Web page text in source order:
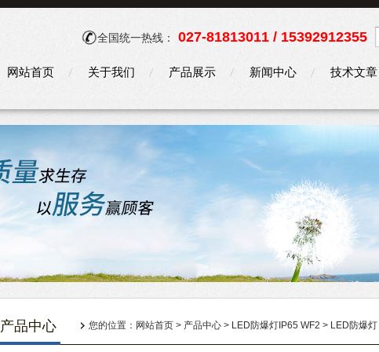
全国统一热线： 027-81813011 / 15392912355
网站首页 关于我们 产品展示 新闻中心 技术文章
产品中心 您的位置： 网站首页 > 产品中心 > LED防爆灯IP65 WF2 > LED防爆灯